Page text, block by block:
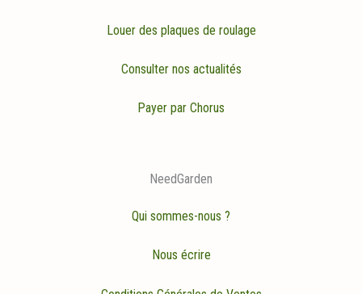
Louer des plaques de roulage
Consulter nos actualités
Payer par Chorus
NeedGarden
Qui sommes-nous ?
Nous écrire